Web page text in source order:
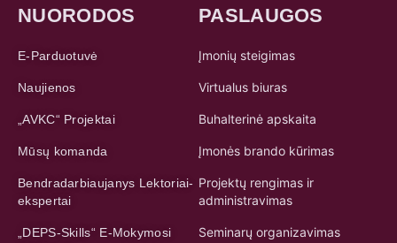
NUORODOS
E-Parduotuvė
Naujienos
„AVKC“ Projektai
Mūsų komanda
Bendradarbiaujanys Lektoriai-
ekspertai
„DEPS-Skills“ E-Mokymosi
PASLAUGOS
Įmonių steigimas
Virtualus biuras
Buhalterinė apskaita
Įmonės brando kūrimas
Projektų rengimas ir
administravimas
Seminarų organizavimas